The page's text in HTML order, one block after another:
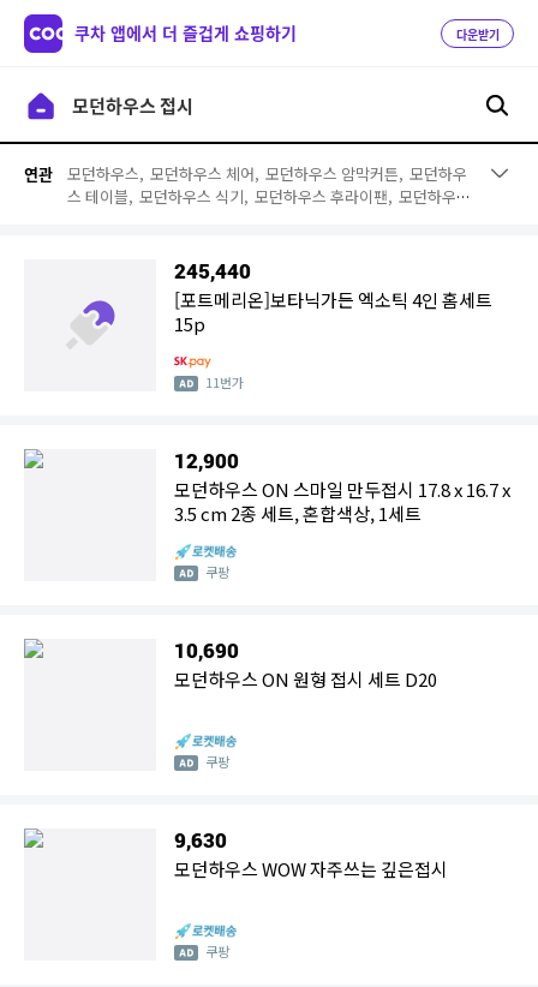
쿠차 앱에서 더 즐겁게 쇼핑하기 다운받기
연관 모던하우스, 모던하우스 체어, 모던하우스 암막커튼, 모던하우
스 테이블, 모던하우스 식기, 모던하우스 후라이팬, 모던하우스
245,440
[포트메리온]보타닉가든 엑소틱 4인 홈세트
15p
11번가
12,900
모던하우스 ON 스마일 만두접시 17.8 x 16.7 x
3.5 cm 2종 세트, 혼합색상, 1세트
쿠팡
10,690
모던하우스 ON 원형 접시 세트 D20
쿠팡
9,630
모던하우스 WOW 자주쓰는 깊은접시
쿠팡